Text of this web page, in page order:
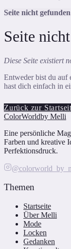
Seite nicht gefunden
Seite
Diese Seite existiert
Entweder bist du auf
hast dich einfach in
Zurück zur
ColorWorldby Melli
Eine persönliche
Farben und kreative
Perfektionsdruck.
Themen
Startseite
Über Melli
Mode
Locken
Gedanken